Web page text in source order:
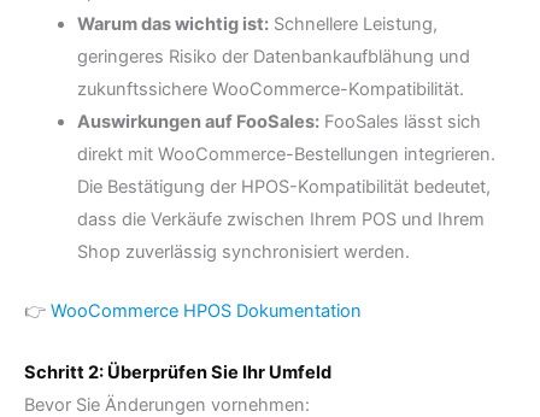
Warum das wichtig ist:Schnellere Leistung,
geringeres Risiko der Datenbankaufblähung und
zukunftssichere WooCommerce-Kompatibilität.
Auswirkungen auf FooSales:FooSales lässt sich
direkt mit WooCommerce-Bestellungen integrieren.
Die Bestätigung der HPOS-Kompatibilität bedeutet,
dass die Verkäufe zwischen Ihrem POS und Ihrem
Shop zuverlässig synchronisiert werden.
👉 WooCommerce HPOS Dokumentation
Schritt 2: Überprüfen Sie Ihr Umfeld
Bevor Sie Änderungen vornehmen: